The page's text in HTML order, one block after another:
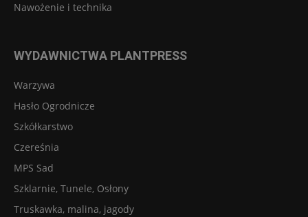
Nawożenie i technika
WYDAWNICTWA PLANTPRESS
Warzywa
Hasło Ogrodnicze
Szkółkarstwo
Czereśnia
MPS Sad
Szklarnie, Tunele, Osłony
Truskawka, malina, jagody